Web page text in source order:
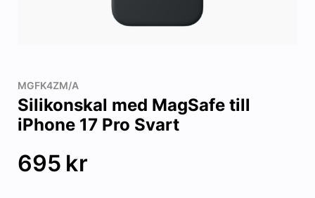
MGFK4ZM/A
Silikonskal med MagSafe till
iPhone 17 Pro Svart
695 kr